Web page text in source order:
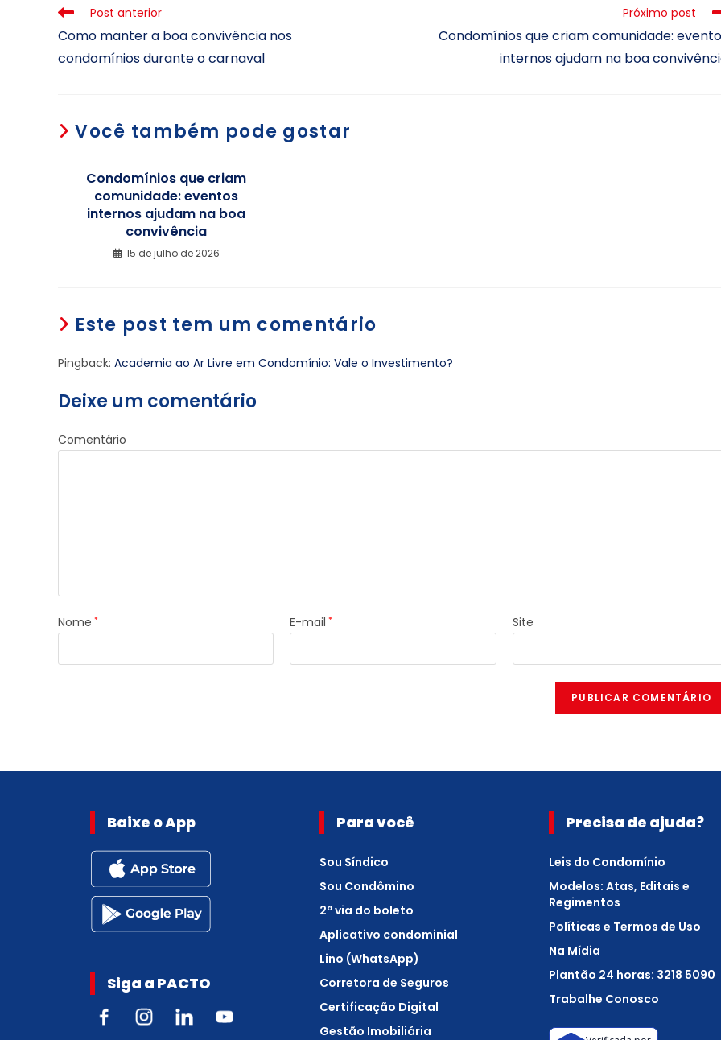
Post anterior
Como manter a boa convivência nos
condomínios durante o carnaval
Próximo post
Condomínios que criam comunidade:
internos ajudam na boa
Você também pode gostar
Condomínios que criam
comunidade: eventos
internos ajudam na boa
convivência
15 de julho de 2026
Este post tem um comentário
Pingback: Academia ao Ar Livre em Condomínio: Vale o Investimento?
Deixe um comentário
Comentário
Nome * E-mail * Site
Baixe o App
Siga a PACTO
Para você
Sou Síndico
Sou Condômino
2ª via do boleto
Aplicativo condominial
Lino (WhatsApp)
Corretora de Seguros
Certificação Digital
Gestão Imobiliária
Precisa de ajuda?
Leis do Condomínio
Modelos: Atas, Editais e
Regimentos
Políticas e Termos de Uso
Na Mídia
Plantão 24 horas: 3218 5090
Trabalhe Conosco